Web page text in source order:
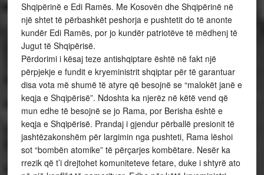
Shqipërinë e Edi Ramës. Me Kosovën dhe Shqipërinë në
një shtet të përbashkët peshorja e pushtetit do të anonte
kundër Edi Ramës, por jo kundër patriotëve të mëdhenj të
Jugut të Shqipërisë.
Përdorimi i kësaj teze antishqiptare është në fakt një
përpjekje e fundit e kryeministrit shqiptar për të garantuar
disa vota më shumë të atyre që besojnë se “malokët janë e
keqja e Shqipërisë”. Ndoshta ka njerëz në këtë vend që
mun edhe të besojnë se jo Rama, por Berisha është e
keqja e Shqipërisë. Prandaj i gjendur përballë presionit të
jashtëzakonshëm për largimin nga pushteti, Rama lëshoi
sot “bombën atomike” të përçarjes kombëtare. Nesër ka
rrezik që t’i drejtohet komuniteteve fetare, duke i shtyrë ato